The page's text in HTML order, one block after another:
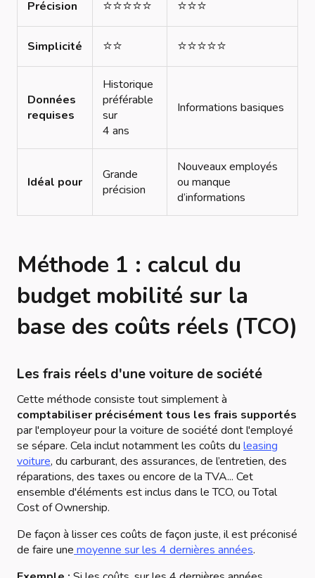
Précision ⭐️⭐️⭐️⭐️⭐️ ⭐️⭐️⭐️
Simplicité ⭐️⭐️ ⭐️⭐️⭐️⭐️⭐️
Données
requises
Historique
préférable
sur
4 ans
Informations basiques
Idéal pour
Grande
précision
Nouveaux employés
ou manque
d’informations
Méthode 1 : calcul du
budget mobilité sur la
base des coûts réels (TCO)
Les frais réels d'une voiture de société
Cette méthode consiste tout simplement à
comptabiliser précisément tous les frais supportés
par l'employeur pour la voiture de société dont l'employé
se sépare. Cela inclut notamment les coûts du leasing
voiture, du carburant, des assurances, de l’entretien, des
réparations, des taxes ou encore de la TVA... Cet
ensemble d'éléments est inclus dans le TCO, ou Total
Cost of Ownership.
De façon à lisser ces coûts de façon juste, il est préconisé
de faire une moyenne sur les 4 dernières années.